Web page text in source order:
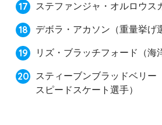
ステファンジャ・オルロウス
デボラ・アカソン（重量挙げ
リズ・ブラッチフォード（海
スティーブンブラッドベリー
スピードスケート選手）